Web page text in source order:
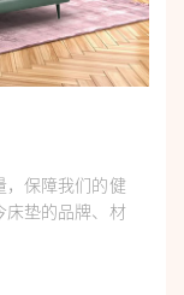
，保障我们的健
床垫的品牌、材